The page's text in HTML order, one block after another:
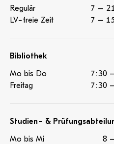
Regulär
7 –
LV-freie Zeit
7 –
Bibliothek
Mo bis Do
7:30
Freitag
7:30
Studien- &
Mo bis Mi
8